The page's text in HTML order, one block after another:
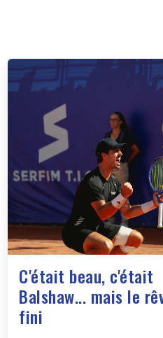
C'était beau, c'était
Balshaw... mais le
fini